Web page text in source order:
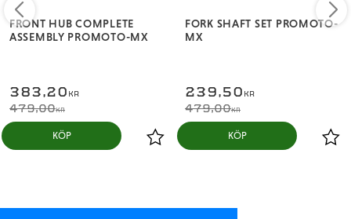
FRONT HUB COMPLETE
ASSEMBLY PROMOTO-MX
383,20 KR
479,00KR
KÖP
FORK SHAFT SET PROMOTO-
MX
239,50 KR
479,00KR
KÖP